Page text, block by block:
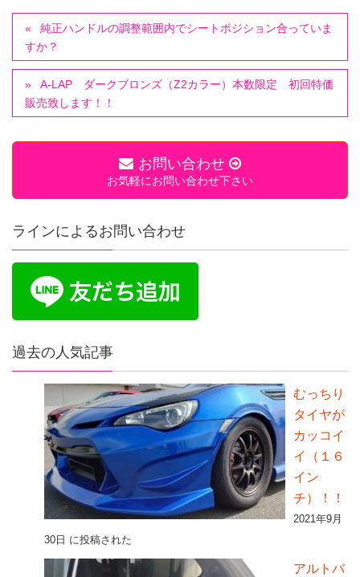
純正ハンドルの調整範囲内でシートポジション合っていま
すか？
A-LAP ダークブロンズ（Z2カラー）本数限定 初回特価
販売致します！！
お問い合わせ
お気軽にお問い合わせ下さい
ラインによるお問い合わせ
過去の人気記事
むっちり
タイヤが
カッコイ
イ（１６
イン
チ）！！
2021年9月
30日 に投稿された
アルトバ